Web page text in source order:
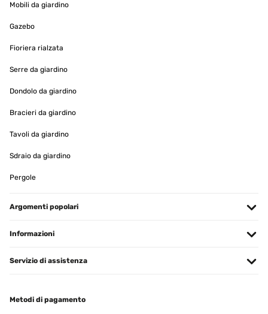
Mobili da giardino
Gazebo
Fioriera rialzata
Serre da giardino
Dondolo da giardino
Bracieri da giardino
Tavoli da giardino
Sdraio da giardino
Pergole
Argomenti popolari
Informazioni
Servizio di assistenza
Metodi di pagamento